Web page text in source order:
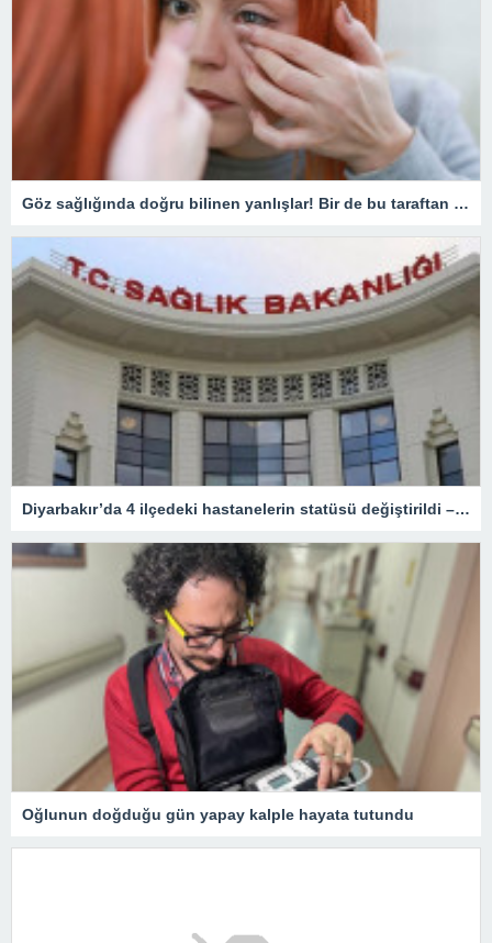
Göz sağlığında doğru bilinen yanlışlar! Bir de bu taraftan bakın…
Diyarbakır’da 4 ilçedeki hastanelerin statüsü değiştirildi – Sağlık
Oğlunun doğduğu gün yapay kalple hayata tutundu